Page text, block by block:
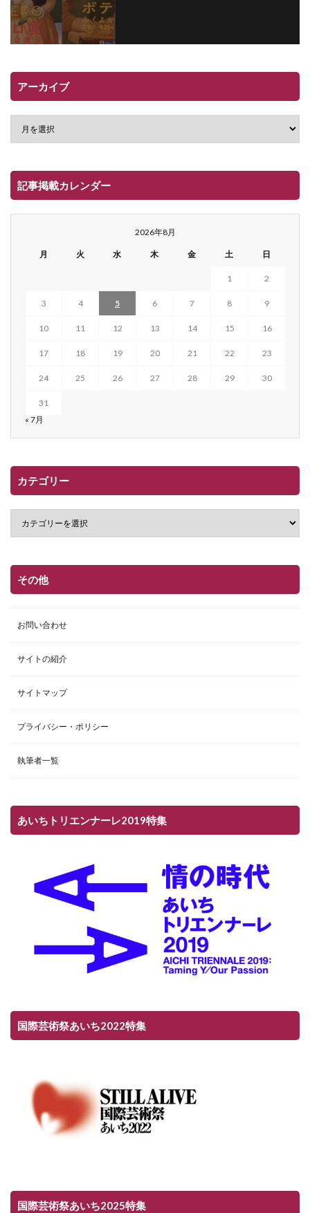
アーカイブ
記事掲載カレンダー
2026年8月
月 火 水 木 金 土 日
1 2
3 4 5 6 7 8 9
10 11 12 13 14 15 16
17 18 19 20 21 22 23
24 25 26 27 28 29 30
31
« 7月
カテゴリー
その他
お問い合わせ
サイトの紹介
サイトマップ
プライバシー・ポリシー
執筆者一覧
あいちトリエンナーレ2019特集
国際芸術祭あいち2022特集
国際芸術祭あいち2025特集